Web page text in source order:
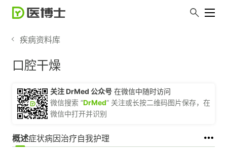
疾病资料库
口腔干燥
关注 DrMed 公众号 在微信中随时访问
微信搜索 “DrMed” 关注或长按二维码图片保存，在
微信中打开并识别
概述症状病因治疗自我护理